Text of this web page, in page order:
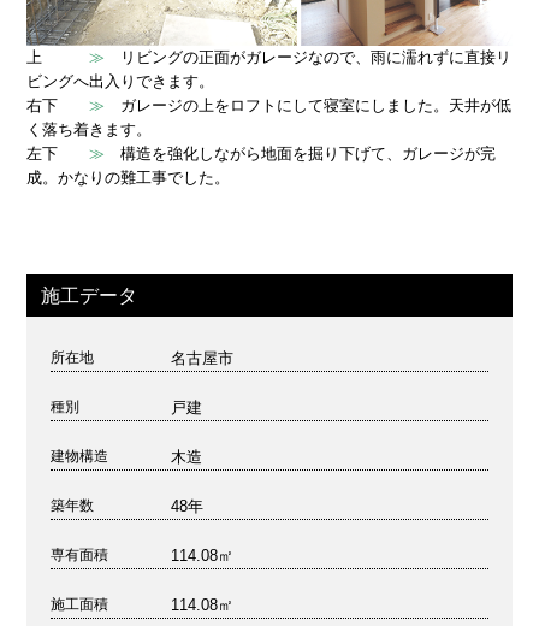
上≫
リビングの正面がガレージなので、雨に濡れずに直接リ
ビングへ出入りできます。
右下≫
ガレージの上をロフトにして寝室にしました。天井が低
く落ち着きます。
左下≫
構造を強化しながら地面を掘り下げて、ガレージが完
成。かなりの難工事でした。
施工データ
所在地 名古屋市
種別 戸建
建物構造 木造
築年数 48年
専有面積 114.08㎡
施工面積 114.08㎡